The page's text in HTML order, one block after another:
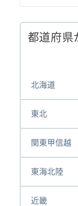
都道府県
北海道
東北
関東甲信越
東海北陸
近畿